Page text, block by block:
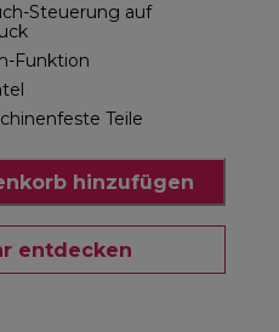
Steuerung auf
Funktion
Teile
hinzufügen
entdecken